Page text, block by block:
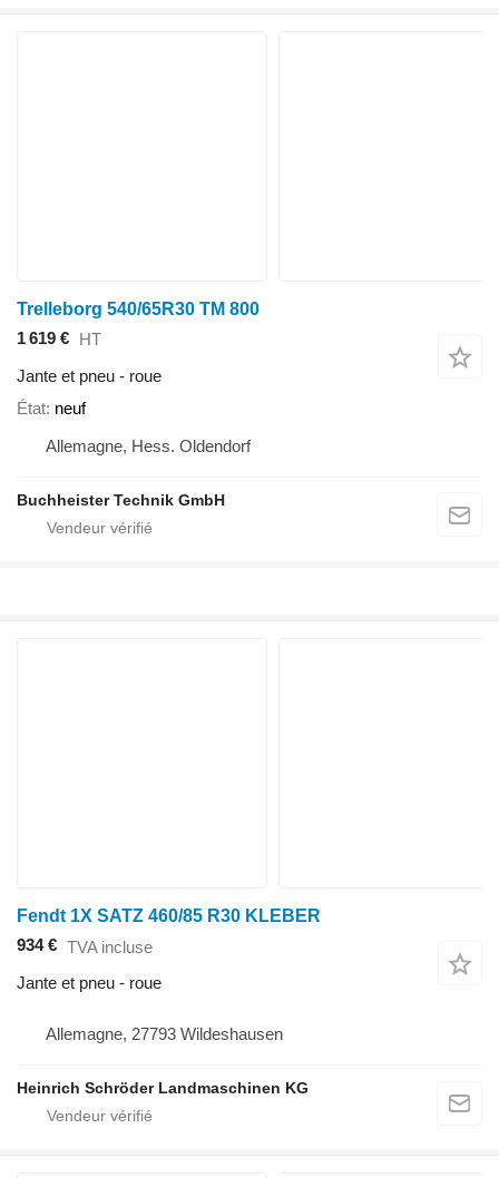
Trelleborg 540/65R30 TM 800
1 619 € HT
Jante et pneu - roue
État neuf
Allemagne, Hess. Oldendorf
Buchheister Technik GmbH
Fendt 1X SATZ 460/85 R30 KLEBER
934 € TVA incluse
Jante et pneu - roue
Allemagne, 27793 Wildeshausen
Heinrich Schröder Landmaschinen KG